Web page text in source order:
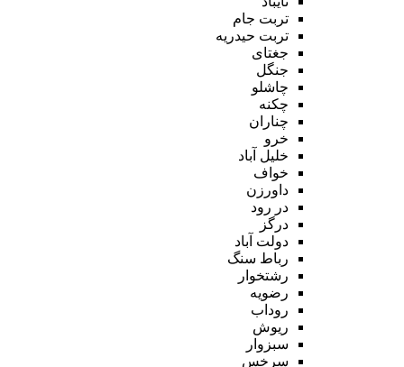
تربت جام
تربت حیدریه
جغتای
جنگل
چاشلو
چکنه
چناران
خرو
خلیل آباد
خواف
داورزن
در رود
درگز
دولت آباد
رباط سنگ
رشتخوار
رضویه
روداب
ریوش
سبزوار
سرخس